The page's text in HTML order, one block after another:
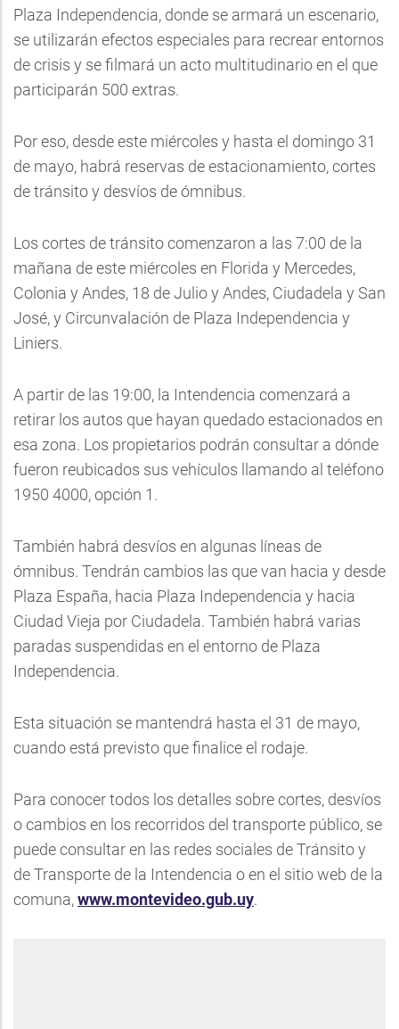
Plaza Independencia, donde se armará un escenario,
se utilizarán efectos especiales para recrear entornos
de crisis y se filmará un acto multitudinario en el que
participarán 500 extras.
Por eso, desde este miércoles y hasta el domingo 31
de mayo, habrá reservas de estacionamiento, cortes
de tránsito y desvíos de ómnibus.
Los cortes de tránsito comenzaron a las 7:00 de la
mañana de este miércoles en Florida y Mercedes,
Colonia y Andes, 18 de Julio y Andes, Ciudadela y San
José, y Circunvalación de Plaza Independencia y
Liniers.
A partir de las 19:00, la Intendencia comenzará a
retirar los autos que hayan quedado estacionados en
esa zona. Los propietarios podrán consultar a dónde
fueron reubicados sus vehículos llamando al teléfono
1950 4000, opción 1.
También habrá desvíos en algunas líneas de
ómnibus. Tendrán cambios las que van hacia y desde
Plaza España, hacia Plaza Independencia y hacia
Ciudad Vieja por Ciudadela. También habrá varias
paradas suspendidas en el entorno de Plaza
Independencia.
Esta situación se mantendrá hasta el 31 de mayo,
cuando está previsto que finalice el rodaje.
Para conocer todos los detalles sobre cortes, desvíos
o cambios en los recorridos del transporte público, se
puede consultar en las redes sociales de Tránsito y
de Transporte de la Intendencia o en el sitio web de la
comuna,www.montevideo.gub.uy.